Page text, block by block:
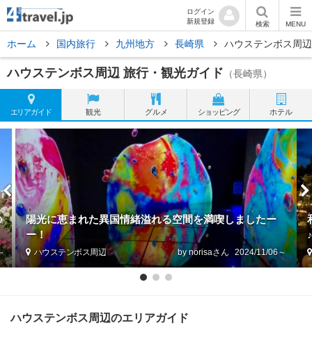
ログイン
新規登録
検索 MENU
ホーム 国内旅行 九州地方 長崎県 ハウステンボス周辺
ハウステンボス周辺 旅行・観光ガイド （長崎県）
エリアガイド 観光 グルメ ショッピング ホテル
陽光に恵まれた異国情緒溢れる空間を満喫しましたー
ー！
ハウステンボス周辺 by norisa 2024/11/06～
ハウステンボス周辺のエリアガイド